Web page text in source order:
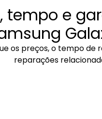
tempo e
os preços, o tempo de
reparações